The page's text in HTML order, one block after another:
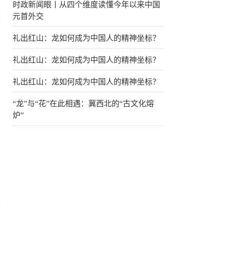
时政新闻眼丨从四个维度读懂今年以来中国
元首外交
礼出红山：龙如何成为中国人的精神坐标？
礼出红山：龙如何成为中国人的精神坐标？
礼出红山：龙如何成为中国人的精神坐标？
“龙”与“花”在此相遇：冀西北的“古文化熔
炉”